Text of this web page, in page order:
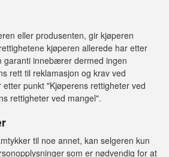
eller produsenten, gir kjøperen
kjøperen allerede har etter
garanti innebærer dermed ingen
rett til reklamasjon og krav ved
punkt "Kjøperens rettigheter ved
rettigheter ved mangel".
til noe annet, kan selgeren kun
som er nødvendig for at